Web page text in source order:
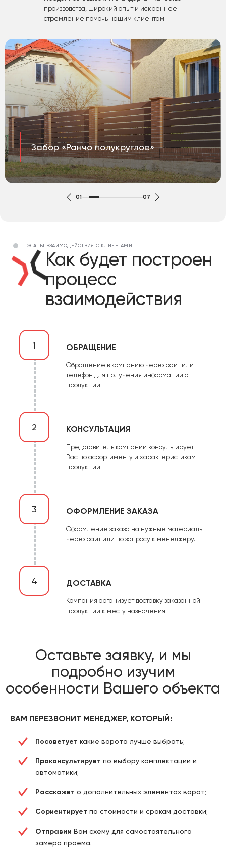
производства, широкий опыт и искреннее
стремление помочь нашим клиентам.
Забор «Ранчо полукруглое»
01 07
ЭТАПЫ ВЗАИМОДЕЙСТВИЯ С КЛИЕНТАМИ
Как будет построен
процесс
взаимодействия
1 ОБРАЩЕНИЕ
Обращение в компанию через сайт или
телефон для получения информации о
продукции.
2 КОНСУЛЬТАЦИЯ
Представитель компании консультирует
Вас по ассортименту и характеристикам
продукции.
3 ОФОРМЛЕНИЕ ЗАКАЗА
Оформление заказа на нужные материалы
через сайт или по запросу к менеджеру.
4 ДОСТАВКА
Компания организует доставку заказанной
продукции к месту назначения.
Оставьте заявку, и мы
подробно изучим
особенности Вашего объекта
ВАМ ПЕРЕЗВОНИТ МЕНЕДЖЕР, КОТОРЫЙ:
Посоветует какие ворота лучше выбрать;
Проконсультирует по выбору комплектации и
автоматики;
Расскажет о дополнительных элементах ворот;
Сориентирует по стоимости и срокам доставки;
Отправим Вам схему для самостоятельного
замера проема.